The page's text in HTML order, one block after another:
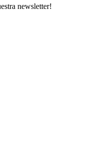
newsletter!